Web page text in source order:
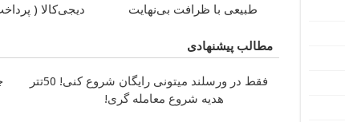
طبیعی با ظرافت بی‌نهایت
دیجی‌کالا ( پرداخت 12
مطالب پیشنهادی
فقط در ورسلند میتونی رایگان شروع کنی! 50تتر
هدیه شروع معامله گری!